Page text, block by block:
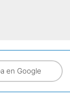
en Google